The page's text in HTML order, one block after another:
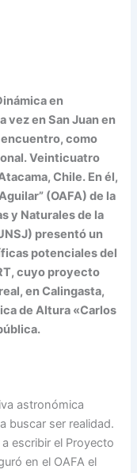
en
vez en San Juan en
encuentro, como
Veinticuatro
Chile. En él,
(OAFA) de la
y Naturales de la
presentó un
potenciales del
cuyo proyecto
en Calingasta,
de Altura «Carlos
astronómica
buscar ser realidad.
escribir el Proyecto
en el OAFA el